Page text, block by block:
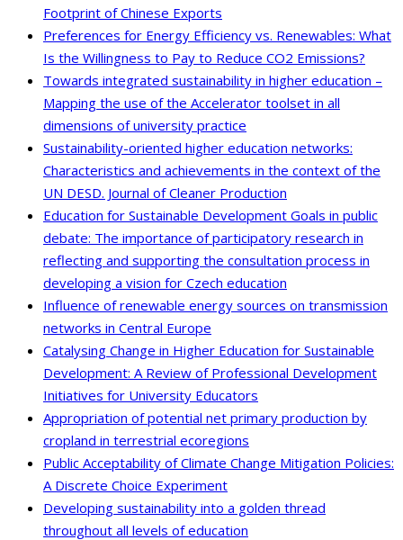
Footprint of Chinese Exports
Preferences for Energy Efficiency vs. Renewables: What
Is the Willingness to Pay to Reduce CO2 Emissions?
Towards integrated sustainability in higher education –
Mapping the use of the Accelerator toolset in all
dimensions of university practice
Sustainability-oriented higher education networks:
Characteristics and achievements in the context of the
UN DESD. Journal of Cleaner Production
Education for Sustainable Development Goals in public
debate: The importance of participatory research in
reflecting and supporting the consultation process in
developing a vision for Czech education
Influence of renewable energy sources on transmission
networks in Central Europe
Catalysing Change in Higher Education for Sustainable
Development: A Review of Professional Development
Initiatives for University Educators
Appropriation of potential net primary production by
cropland in terrestrial ecoregions
Public Acceptability of Climate Change Mitigation Policies:
A Discrete Choice Experiment
Developing sustainability into a golden thread
throughout all levels of education